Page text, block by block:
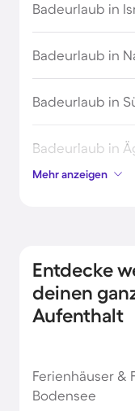
Badeurlaub in
Badeurlaub in
Badeurlaub in
Badeurlaub in
Brasilien
Costa Rica
Mehr anzeigen
Entdecke
deinen
Aufenthalt
Ferienhäuser &
Bodensee